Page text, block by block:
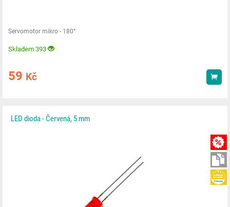
Servomotor mikro - 180°
Skladem 393
59 Kč
LED dioda - Červená, 5 mm